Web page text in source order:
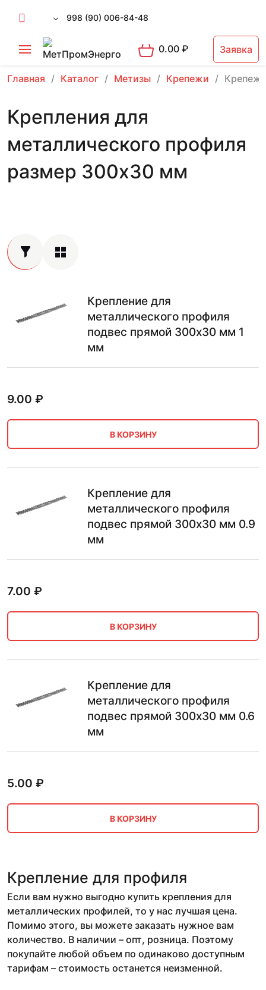
998 (90) 006-84-48
0.00₽ Заявка
Главная Каталог Метизы Крепежи Крепеж
Крепления для
металлического профиля
размер 300х30 мм
Крепление для
металлического профиля
подвес прямой 300х30 мм 1
мм
9.00 ₽
В КОРЗИНУ
Крепление для
металлического профиля
подвес прямой 300х30 мм 0.9
мм
7.00 ₽
В КОРЗИНУ
Крепление для
металлического профиля
подвес прямой 300х30 мм 0.6
мм
5.00 ₽
В КОРЗИНУ
Крепление для профиля
Если вам нужно выгодно купить крепления для
металлических профилей, то у нас лучшая цена.
Помимо этого, вы можете заказать нужное вам
количество. В наличии – опт, розница. Поэтому
покупайте любой объем по одинаково доступным
тарифам – стоимость останется неизменной.